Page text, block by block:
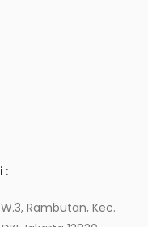
:
Rambutan, Kec.